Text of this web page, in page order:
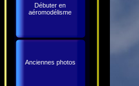
Débuter en
aéromodélisme
Anciennes photos